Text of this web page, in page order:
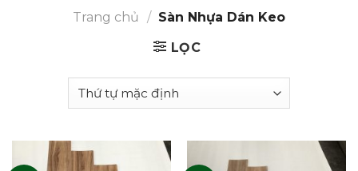
Trang chủ / Sàn Nhựa Dán Keo
LỌC